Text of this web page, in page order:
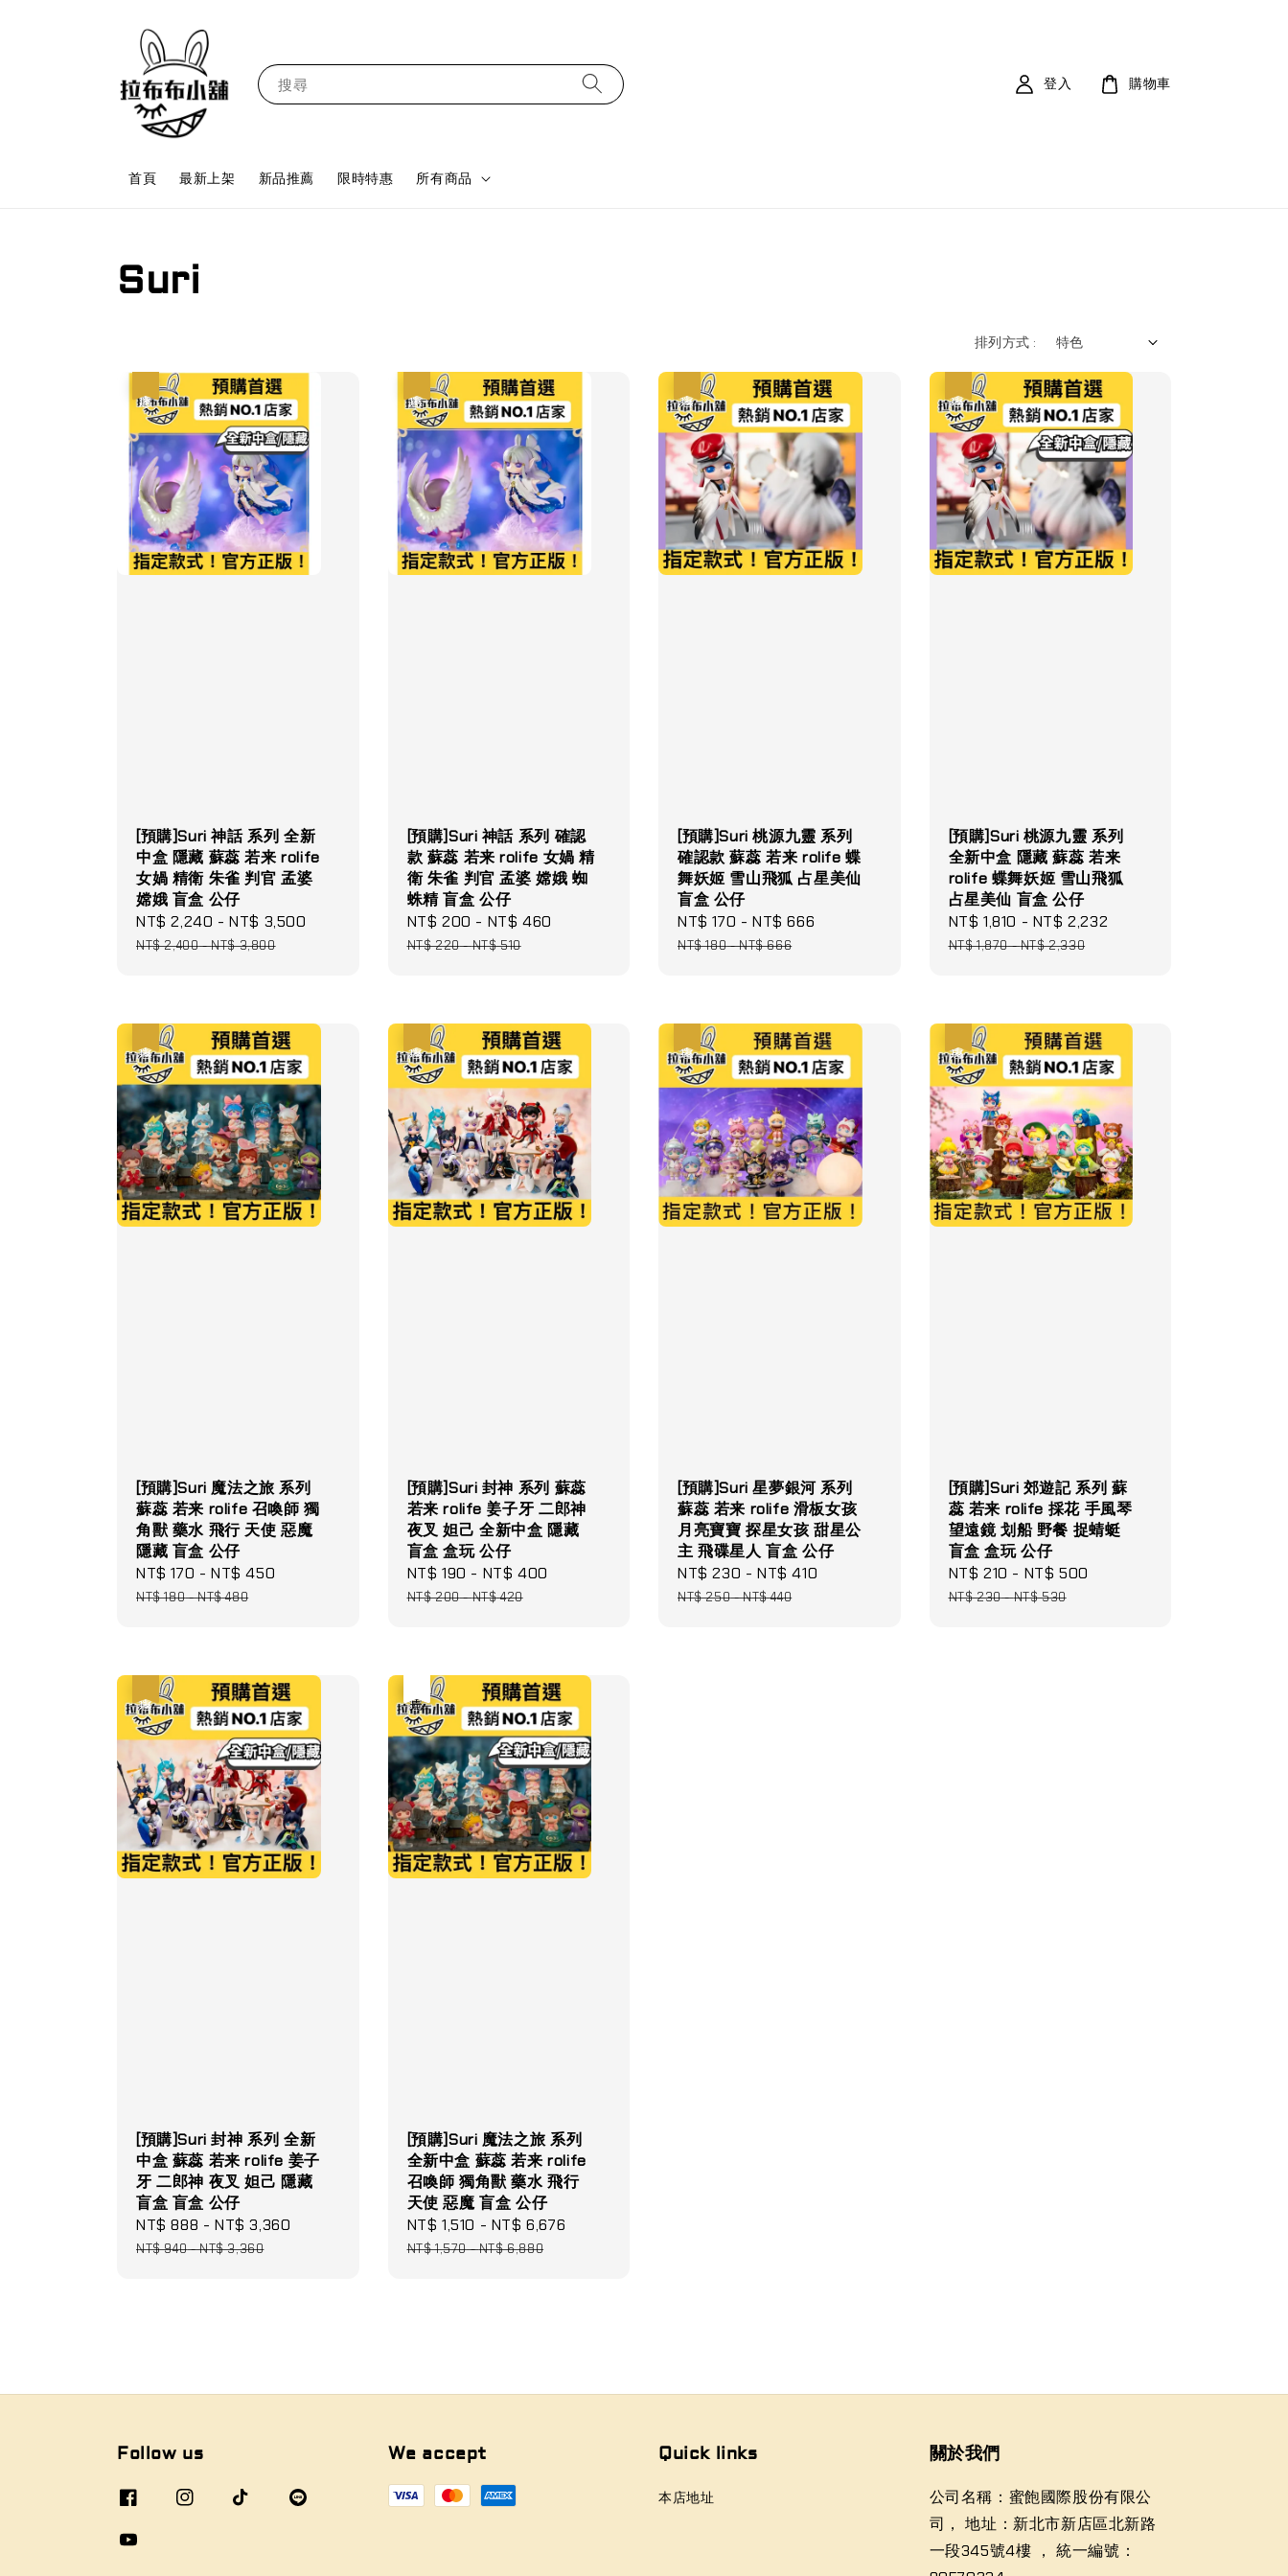
搜尋
首頁 最新上架 新品推薦 限時特惠 所有商品
登入 購物車
Suri
排列方式 :
[預購]Suri 神話 系列 全新
中盒 隱藏 蘇蕊 若来 rolife
女媧 精衛 朱雀 判官 孟婆
嫦娥 盲盒 公仔
Sale
price
NT$ 2,240 -NT$ 3,500
NT$ 2,400-NT$ 3,800
[預購]Suri 神話 系列 確認
款 蘇蕊 若来 rolife 女媧 精
衛 朱雀 判官 孟婆 嫦娥 蜘
蛛精 盲盒 公仔
Sale
price
NT$ 200 - NT$ 460
NT$ 220-NT$ 510
[預購]Suri 桃源九靈 系列
確認款 蘇蕊 若来 rolife 蝶
舞妖姬 雪山飛狐 占星美仙
盲盒 公仔
Sale
price
NT$ 170 -NT$ 666
NT$ 180-NT$ 666
[預購]Suri 桃源九靈 系列
全新中盒 隱藏 蘇蕊 若来
rolife 蝶舞妖姬 雪山飛狐
占星美仙 盲盒 公仔
Sale
price
NT$ 1,810 - NT$ 2,232
NT$ 1,870-NT$ 2,330
[預購]Suri 魔法之旅 系列
蘇蕊 若来 rolife 召喚師 獨
角獸 藥水 飛行 天使 惡魔
隱藏 盲盒 公仔
Sale
price
NT$ 170 -NT$ 450
NT$ 180-NT$ 480
[預購]Suri 封神 系列 蘇蕊
若来 rolife 姜子牙 二郎神
夜叉 妲己 全新中盒 隱藏
盲盒 盒玩 公仔
Sale
price
NT$ 190 - NT$ 400
NT$ 200-NT$ 420
[預購]Suri 星夢銀河 系列
蘇蕊 若来 rolife 滑板女孩
月亮寶寶 探星女孩 甜星公
主 飛碟星人 盲盒 公仔
Sale
price
NT$ 230 -NT$ 410
NT$ 250-NT$ 440
[預購]Suri 郊遊記 系列 蘇
蕊 若来 rolife 採花 手風琴
望遠鏡 划船 野餐 捉蜻蜓
盲盒 盒玩 公仔
Sale
price
NT$ 210 - NT$ 500
NT$ 230-NT$ 530
[預購]Suri 封神 系列 全新
中盒 蘇蕊 若来 rolife 姜子
牙 二郎神 夜叉 妲己 隱藏
盲盒 盲盒 公仔
Sale
price
NT$ 888 -NT$ 3,360
NT$ 940-NT$ 3,360
[預購]Suri 魔法之旅 系列
全新中盒 蘇蕊 若来 rolife
召喚師 獨角獸 藥水 飛行
天使 惡魔 盲盒 公仔
Sale
price
NT$ 1,510 - NT$ 6,676
NT$ 1,570-NT$ 6,880
Follow us We accept Quick links
本店地址
關於我們
公司名稱：蜜飽國際股份有限公
司， 地址：新北市新店區北新路
一段345號4樓 ， 統一編號：